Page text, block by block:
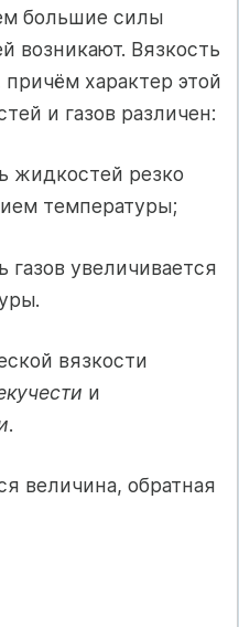
большие силы
возникают. Вязкость
характер этой
и газов различен:
жидкостей резко
температуры;
газов увеличивается
вязкости
и
.
величина, обратная